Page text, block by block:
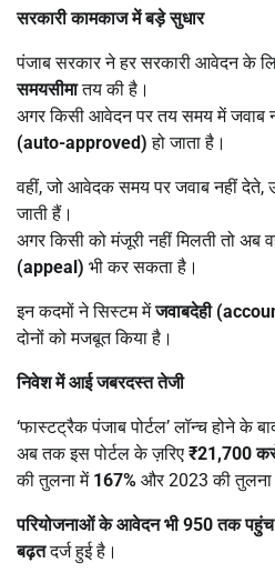
सरकारी कामकाज में बड़े सुधार
पंजाब सरकार ने हर सरकारी आवेदन के
समयसीमातय की है।
अगर किसी आवेदन पर तय समय में जवाब
(auto-approved) हो जाता है।
वहीं, जो आवेदक समय पर जवाब नहीं देते,
जाती हैं।
अगर किसी को मंजूरी नहीं मिलती तो अब
(appeal) भी कर सकता है।
इन कदमों ने सिस्टम मेंजवाबदेही (
दोनों को मजबूत किया है।
निवेश में आई जबरदस्त तेजी
‘फास्टट्रैक पंजाब पोर्टल’ लॉन्च होने
अब तक इस पोर्टल के ज़रिए ₹21,700
की तुलना में 167% और 2023 की
परियोजनाओं के आवेदन भी950तक पहुंच
बढ़तदर्ज हुई है।